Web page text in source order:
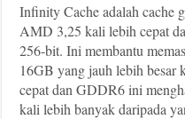
Infinity Cache adalah cache
AMD 3,25 kali lebih cepat
256-bit. Ini membantu
16GB yang jauh lebih besar
cepat dan GDDR6 ini
kali lebih banyak daripada